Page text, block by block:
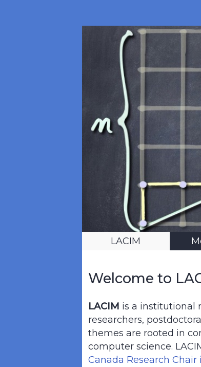
LACIM
Welcome to
LACIM is a institutional
researchers,
themes are rooted in
computer science.
Canada Research